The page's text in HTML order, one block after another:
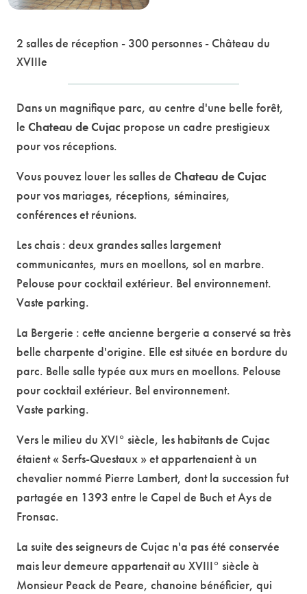
2 salles de réception - 300 personnes - Château du
XVIIIe
Dans un magnifique parc, au centre d'une belle forêt,
le Chateau de Cujac propose un cadre prestigieux
pour vos réceptions.
Vous pouvez louer les salles de Chateau de Cujac
pour vos mariages, réceptions, séminaires,
conférences et réunions.
Les chais : deux grandes salles largement
communicantes, murs en moellons, sol en marbre.
Pelouse pour cocktail extérieur. Bel environnement.
Vaste parking.
La Bergerie : cette ancienne bergerie a conservé sa très
belle charpente d'origine. Elle est située en bordure du
parc. Belle salle typée aux murs en moellons. Pelouse
pour cocktail extérieur. Bel environnement.
Vaste parking.
Vers le milieu du XVI° siècle, les habitants de Cujac
étaient « Serfs-Questaux » et appartenaient à un
chevalier nommé Pierre Lambert, dont la succession fut
partagée en 1393 entre le Capel de Buch et Ays de
Fronsac.
La suite des seigneurs de Cujac n'a pas été conservée
mais leur demeure appartenait au XVIII° siècle à
Monsieur Peack de Peare, chanoine bénéficier, qui